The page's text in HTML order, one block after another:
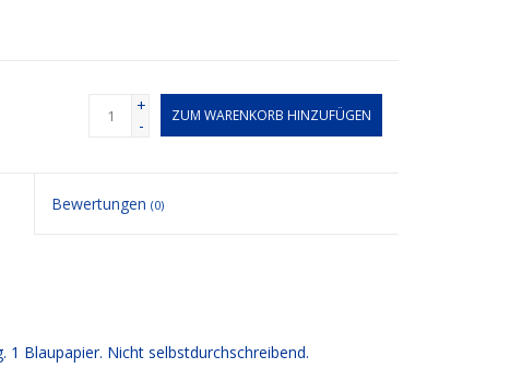
+
-
ZUM WARENKORB HINZUFÜGEN
Bewertungen(0)
Blaupapier. Nicht selbstdurchschreibend.